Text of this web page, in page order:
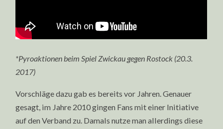
*Pyroaktionen beim Spiel Zwickau gegen Rostock (20.3.
2017)
Vorschläge dazu gab es bereits vor Jahren. Genauer
gesagt, im Jahre 2010 gingen Fans mit einer Initiative
auf den Verband zu. Damals nutze man allerdings diese